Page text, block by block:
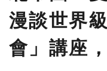
漫談世界
會」講座